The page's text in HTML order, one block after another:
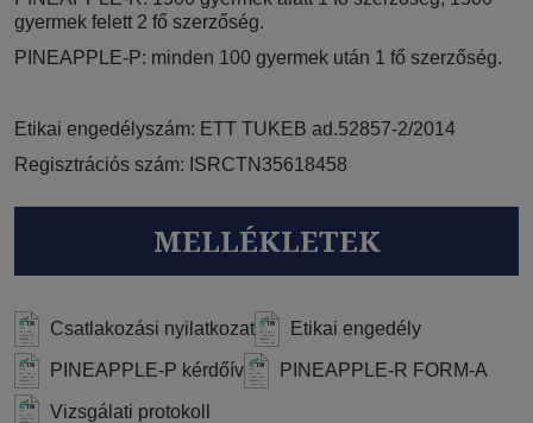
gyermek felett 2 fő szerzőség.
PINEAPPLE-P: minden 100 gyermek után 1 fő szerzőség.
Etikai engedélyszám: ETT TUKEB ad.52857-2/2014
Regisztrációs szám: ISRCTN35618458
MELLÉKLETEK
Csatlakozási nyilatkozat Etikai engedély
PINEAPPLE-P kérdőív PINEAPPLE-R FORM-A
Vizsgálati protokoll